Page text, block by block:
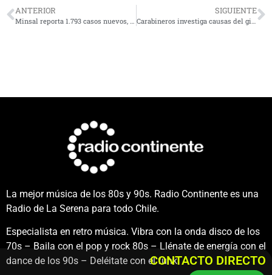
ANTERIOR SIGUIENTE
La mejor música de los 80s y 90s. Radio Continente es una
Radio de La Serena para todo Chile.
Especialista en retro música. Vibra con la onda disco de los
70s – Baila con el pop y rock 80s – Llénate de energía con el
dance de los 90s – Deléitate con el funk.CONTACTO DIRECTO